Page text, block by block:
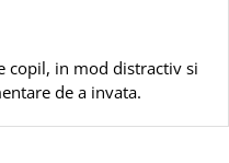
copil, in mod distractiv si
de a invata.